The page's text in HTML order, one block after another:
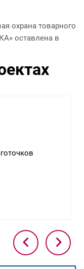
охрана товарного
оставлена в